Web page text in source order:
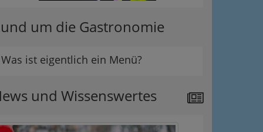
um die Gastronomie
Was ist eigentlich ein Menü?
und Wissenswertes